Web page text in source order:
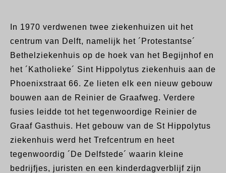
In 1970 verdwenen twee ziekenhuizen uit het
centrum van Delft, namelijk het ´Protestantse´
Bethelziekenhuis op de hoek van het Begijnhof en
het ´ Katholieke´ Sint Hippolytus ziekenhuis aan de
Phoenixstraat 66. Ze lieten elk een nieuw gebouw
bouwen aan de Reinier de Graafweg. Verdere
fusies leidde tot het tegenwoordige Reinier de
Graaf Gasthuis. Het gebouw van de St Hippolytus
ziekenhuis werd het Trefcentrum en heet
tegenwoordig ´De Delfstede´ waarin kleine
bedrijfjes, juristen en een kinderdagverblijf zijn